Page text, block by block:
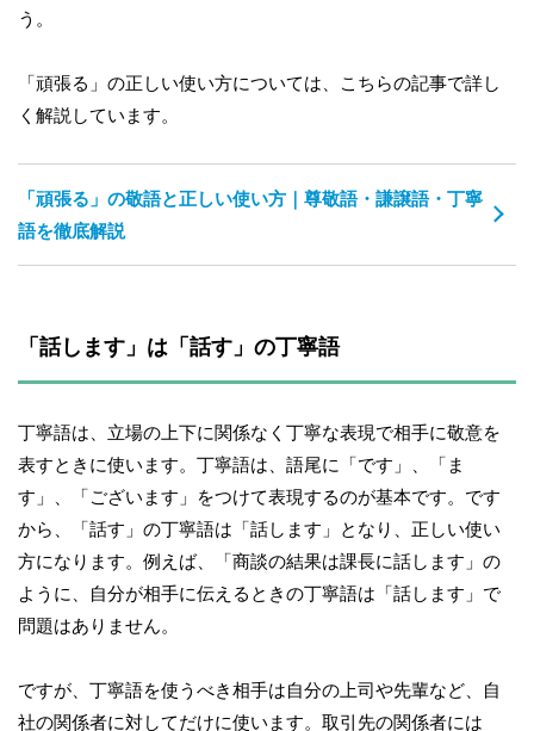
う。
「頑張る」の正しい使い方については、こちらの記事で詳し
く解説しています。
「頑張る」の敬語と正しい使い方｜尊敬語・謙譲語・丁寧
語を徹底解説
「話します」は「話す」の丁寧語
丁寧語は、立場の上下に関係なく丁寧な表現で相手に敬意を
表すときに使います。丁寧語は、語尾に「です」、「ま
す」、「ございます」をつけて表現するのが基本です。です
から、「話す」の丁寧語は「話します」となり、正しい使い
方になります。例えば、「商談の結果は課長に話します」の
ように、自分が相手に伝えるときの丁寧語は「話します」で
問題はありません。
ですが、丁寧語を使うべき相手は自分の上司や先輩など、自
社の関係者に対してだけに使います。取引先の関係者には